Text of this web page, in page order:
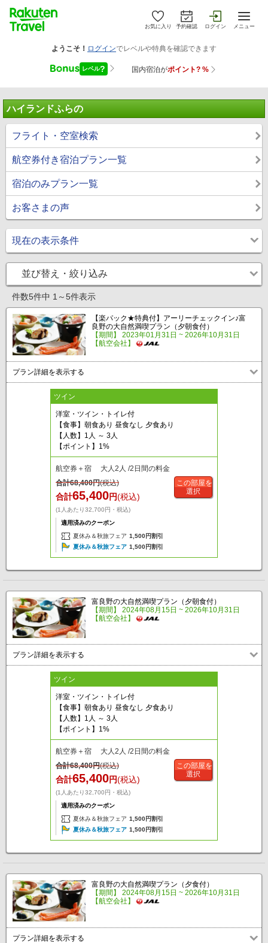
お気に入り 予約確認 ログイン メニュー
ハイランドふらの
フライト・空室検索
航空券付き宿泊プラン一覧
宿泊のみプラン一覧
お客さまの声
現在の表示条件
並び替え・絞り込み
件数5件中 1～5件表示
【楽パック★特典付】アーリーチェックイン♪富
良野の大自然満喫プラン（夕朝食付）
【期間】 2023年01月31日 ~ 2026年10月31日
【航空会社】
プラン詳細を表示する
ツイン
洋室・ツイン・トイレ付
【食事】朝食あり 昼食なし 夕食あり
【人数】1人 ～ 3人
【ポイント】1%
航空券＋宿 大人2人 /2日間の料金
合計68,400円(税込)
合計65,400円(税込)
(1人あたり32,700円・税込)
適用済みのクーポン
夏休み＆秋旅フェア 1,500円割引
夏休み＆秋旅フェア 1,500円割引
この部屋を
選択
富良野の大自然満喫プラン（夕朝食付）
【期間】 2024年08月15日 ~ 2026年10月31日
【航空会社】
プラン詳細を表示する
ツイン
洋室・ツイン・トイレ付
【食事】朝食あり 昼食なし 夕食あり
【人数】1人 ～ 3人
【ポイント】1%
航空券＋宿 大人2人 /2日間の料金
合計68,400円(税込)
合計65,400円(税込)
(1人あたり32,700円・税込)
適用済みのクーポン
夏休み＆秋旅フェア 1,500円割引
夏休み＆秋旅フェア 1,500円割引
この部屋を
選択
富良野の大自然満喫プラン（夕食付）
【期間】 2024年08月15日 ~ 2026年10月31日
【航空会社】
プラン詳細を表示する